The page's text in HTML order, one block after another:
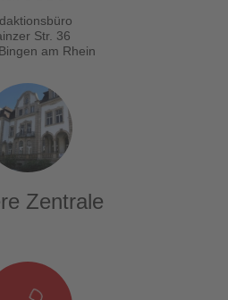
Str. 36
am Rhein
Zentrale